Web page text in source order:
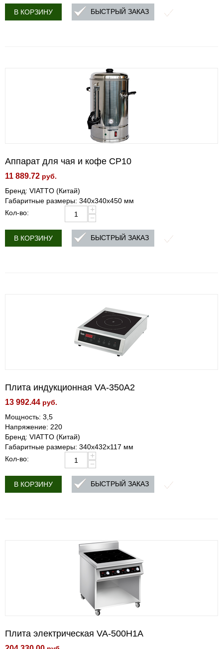
В КОРЗИНУ БЫСТРЫЙ ЗАКАЗ
Аппарат для чая и кофе CP10
11 889.72 руб.
Бренд: VIATTO (Китай)
Габаритные размеры: 340x340x450 мм
Кол-во:
+
−
В КОРЗИНУ БЫСТРЫЙ ЗАКАЗ
Плита индукционная VA-350A2
13 992.44 руб.
Мощность: 3,5
Напряжение: 220
Бренд: VIATTO (Китай)
Габаритные размеры: 340x432x117 мм
Кол-во:
+
−
В КОРЗИНУ БЫСТРЫЙ ЗАКАЗ
Плита электрическая VA-500H1A